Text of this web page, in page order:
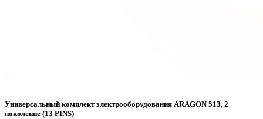
Универсальный комплект электрооборудования ARAGON 513, 2
поколение (13 PINS)